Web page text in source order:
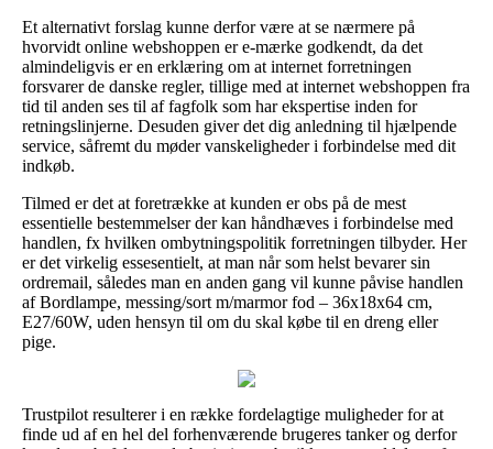
Et alternativt forslag kunne derfor være at se nærmere på
hvorvidt online webshoppen er e-mærke godkendt, da det
almindeligvis er en erklæring om at internet forretningen
forsvarer de danske regler, tillige med at internet webshoppen fra
tid til anden ses til af fagfolk som har ekspertise inden for
retningslinjerne. Desuden giver det dig anledning til hjælpende
service, såfremt du møder vanskeligheder i forbindelse med dit
indkøb.
Tilmed er det at foretrække at kunden er obs på de mest
essentielle bestemmelser der kan håndhæves i forbindelse med
handlen, fx hvilken ombytningspolitik forretningen tilbyder. Her
er det virkelig essesentielt, at man når som helst bevarer sin
ordremail, således man en anden gang vil kunne påvise handlen
af Bordlampe, messing/sort m/marmor fod – 36x18x64 cm,
E27/60W, uden hensyn til om du skal købe til en dreng eller
pige.
Trustpilot resulterer i en række fordelagtige muligheder for at
finde ud af en hel del forhenværende brugeres tanker og derfor